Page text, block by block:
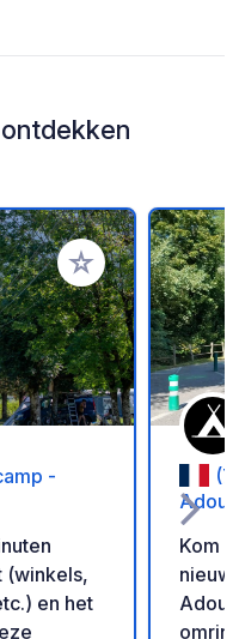
Voeg toe aan je
-
(winkels,
en het
Kom